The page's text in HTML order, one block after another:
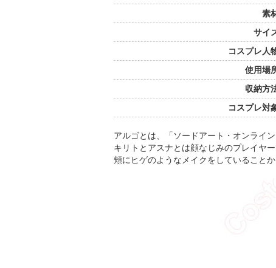
素
サイ
コスプレ人
使用場
収納方
コスプレ対
アルゴとは、「ソードアート・オンライ
キリトとアスナとは顔なじみのプレイヤー
頬にヒゲのようなメイクをしていること